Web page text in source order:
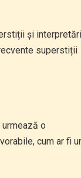
și interpretări
superstiții
o
cum ar fi